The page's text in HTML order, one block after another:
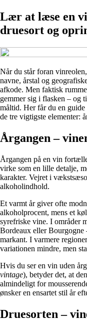
Lær at læse en
druesort og
Når du står foran
navne, årstal og
afkode. Men faktisk
gemmer sig i flasken – og
måltid. Her får du en
de tre vigtigste elementer:
Årgangen –
Årgangen på en vin
virke som en lille detalje,
karakter. Vejret i
alkoholindhold.
Et varmt år giver ofte
alkoholprocent, mens et
syrefriske vine. I områder
Bordeaux eller
markant. I varmere
variationen mindre, men
Hvis du ser en vin uden
vintage), betyder det, at
almindeligt for
ønsker en ensartet stil år
Druesorten –